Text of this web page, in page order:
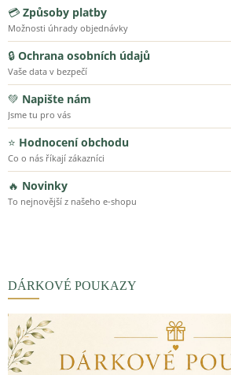
💳 Způsoby platby
Možnosti úhrady objednávky
🔒 Ochrana osobních údajů
Vaše data v bezpečí
💚 Napište nám
Jsme tu pro vás
⭐ Hodnocení obchodu
Co o nás říkají zákazníci
🔥 Novinky
To nejnovější z našeho e-shopu
DÁRKOVÉ POUKAZY